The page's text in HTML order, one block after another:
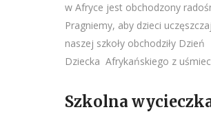
w Afryce jest obchodzony
Pragniemy, aby dzieci
naszej szkoły obchodziły Dzień
Dziecka Afrykańskiego z
Szkolna